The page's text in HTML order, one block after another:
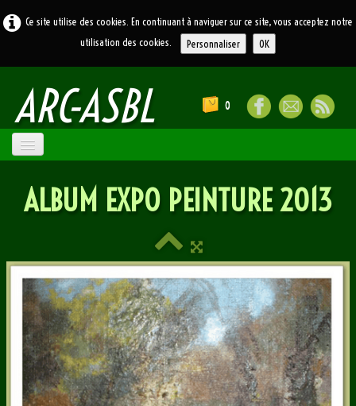
Ce site utilise des cookies. En continuant à naviguer sur ce site, vous acceptez notre
utilisation des cookies.
Personnaliser OK
ARC-ASBL 0
ATELIERS ▼
CONTACT
SOUVENIRS
BULLETIN D'INFOS
ALBUM EXPO PEINTURE 2013